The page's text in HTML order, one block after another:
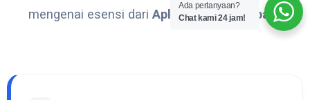
mengenai esensi dari Aplikasi Kasir Terbaik.
Ada pertanyaan?
Chat kami 24 jam!